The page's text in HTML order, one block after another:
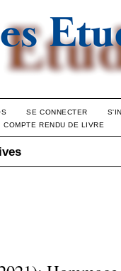
SE CONNECTER
COMPTE RENDU DE LIVRE